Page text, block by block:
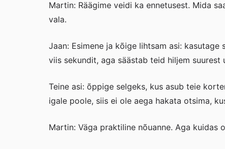
Martin: Räägime veidi ka ennetusest. Mida
vala.
Jaan: Esimene ja kõige lihtsam asi:
viis sekundit, aga säästab teid hiljem suurest
Teine asi: õppige selgeks, kus asub teie
igale poole, siis ei ole aega hakata otsima,
Martin: Väga praktiline nõuanne. Aga kuidas